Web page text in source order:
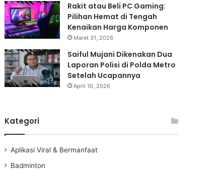
Rakit atau Beli PC Gaming:
Pilihan Hemat di Tengah
Kenaikan Harga Komponen
Maret 31, 2026
Saiful Mujani Dikenakan Dua
Laporan Polisi di Polda Metro
Setelah Ucapannya
April 10, 2026
Kategori
Aplikasi Viral & Bermanfaat
Badminton